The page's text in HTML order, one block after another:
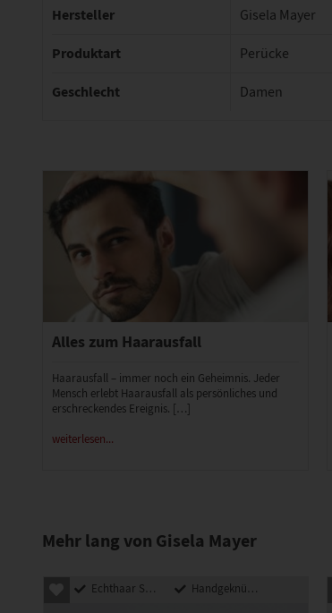
Hersteller Gisela Mayer
Produktart Perücke
Geschlecht Damen
Alles zum Haarausfall
Haarausfall – immer noch ein Geheimnis. Jeder
Mensch erlebt Haarausfall als persönliches und
erschreckendes Ereignis. […]
weiterlesen...
Mehr lang von Gisela Mayer
Echthaar Synthetik Mix Handgeknüpft